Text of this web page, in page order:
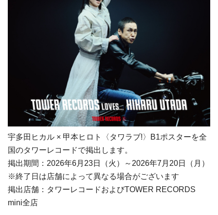
宇多田ヒカル × 甲本ヒロト〈タワラブ!〉B1ポスターを全
国のタワーレコードで掲出します。
掲出期間：2026年6月23日（火）～2026年7月20日（月）
※終了日は店舗によって異なる場合がございます
掲出店舗：タワーレコードおよびTOWER RECORDS
mini全店